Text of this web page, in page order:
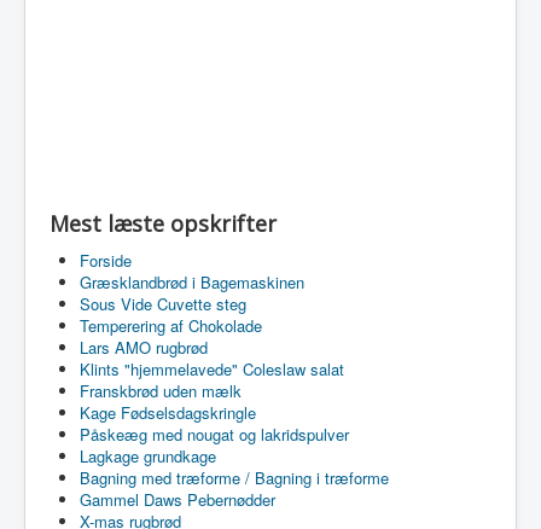
Mest læste opskrifter
Forside
Græsklandbrød i Bagemaskinen
Sous Vide Cuvette steg
Temperering af Chokolade
Lars AMO rugbrød
Klints "hjemmelavede" Coleslaw salat
Franskbrød uden mælk
Kage Fødselsdagskringle
Påskeæg med nougat og lakridspulver
Lagkage grundkage
Bagning med træforme / Bagning i træforme
Gammel Daws Pebernødder
X-mas rugbrød